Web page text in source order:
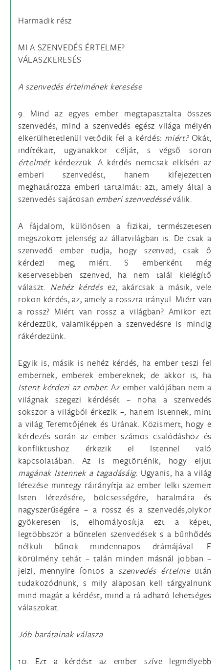
Harmadik rész
MI A SZENVEDÉS ÉRTELME?
VÁLASZKERESÉS
A szenvedés értelmének keresése
9. Mind az egyes ember megtapasztalta összes
szenvedés, mind a szenvedés egész világa mélyén
elkerülhetetlenül vetődik fel a kérdés: miért?Okát,
indítékait, ugyanakkor célját, s végső soron
értelmétkérdezzük. A kérdés nemcsak elkíséri az
emberi szenvedést, hanem kifejezetten
meghatározza emberi tartalmát: azt, amely által a
szenvedés sajátosan emberi szenvedésséválik.
A fájdalom, különösen a fizikai, természetesen
megszokott jelenség az állatvilágban is. De csak a
szenvedő ember tudja, hogy szenved; csak ő
kérdezi meg, miért. S emberként még
keservesebben szenved, ha nem talál kielégítő
választ. Nehéz kérdésez, akárcsak a másik, vele
rokon kérdés, az, amely a rosszra irányul. Miért van
a rossz? Miért van rossz a világban? Amikor ezt
kérdezzük, valamiképpen a szenvedésre is mindig
rákérdezünk.
Egyik is, másik is nehéz kérdés, ha ember teszi fel
embernek, emberek embereknek; de akkor is, ha
Istent kérdezi az ember. Az ember valójában nem a
világnak szegezi kérdését – noha a szenvedés
sokszor a világból érkezik –, hanem Istennek, mint
a világ Teremtőjének és Urának. Közismert, hogy e
kérdezés során az ember számos csalódáshoz és
konfliktushoz érkezik el Istennel való
kapcsolatában. Az is megtörténik, hogy eljut
magának Istennek a tagadásáig. Ugyanis, ha a világ
létezése mintegy ráirányítja az ember lelki szemeit
Isten létezésére, bölcsességére, hatalmára és
nagyszerűségére – a rossz és a szenvedés,olykor
gyökeresen is, elhomályosítja ezt a képet,
legtöbbször a bűntelen szenvedések s a bűnhődés
nélküli bűnök mindennapos drámájával. E
körülmény tehát – talán minden másnál jobban –
jelzi, mennyire fontos a szenvedés értelmeután
tudakozódnunk, s mily alaposan kell tárgyalnunk
mind magát a kérdést, mind a rá adható lehetséges
válaszokat.
Jób barátainak válasza
10. Ezt a kérdést az ember szíve legmélyebb